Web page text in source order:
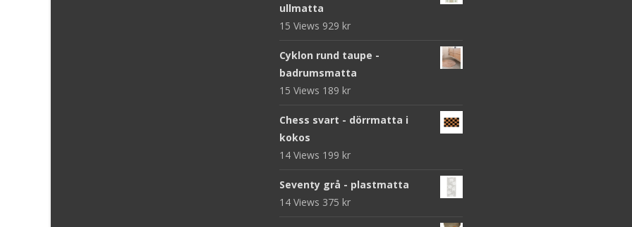
ullmatta
15 Views 929 kr
Cyklon rund taupe -
badrumsmatta
15 Views 189 kr
Chess svart - dörrmatta i
kokos
14 Views 199 kr
Seventy grå - plastmatta
14 Views 375 kr